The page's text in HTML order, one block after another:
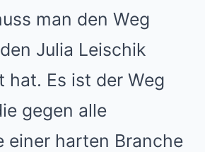
man den Weg
Julia Leischik
hat. Es ist der Weg
gegen alle
einer harten Branche